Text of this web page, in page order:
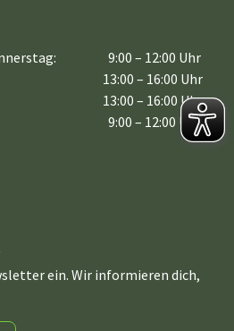
9:00 – 12:00 Uhr
13:00 – 16:00 Uhr
13:00 – 16:00 Uhr
9:00 – 12:00 Uhr
ein. Wir informieren dich,